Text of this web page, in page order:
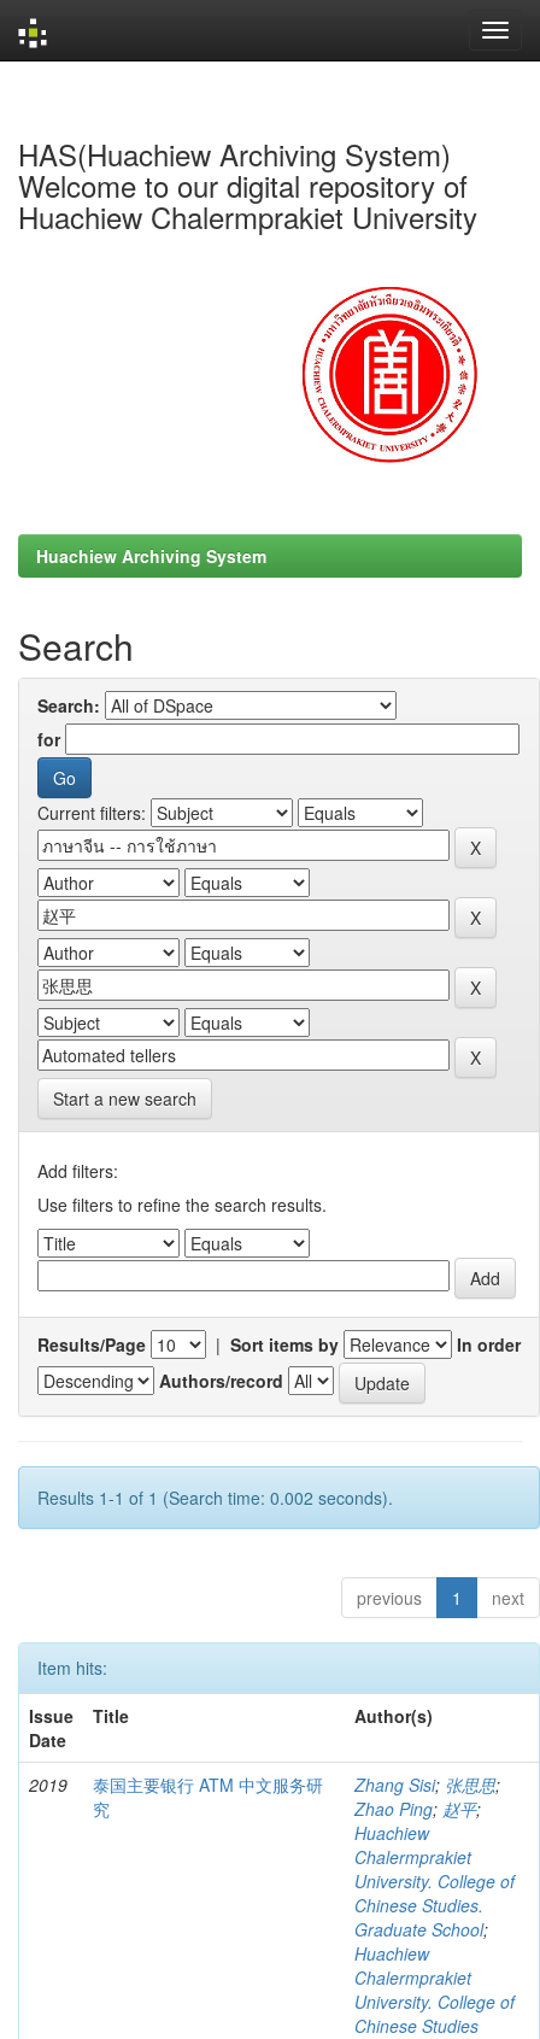
HAS(Huachiew Archiving System)
Welcome to our digital repository of
Huachiew Chalermprakiet University
Huachiew Archiving System
Search
Search:
for
Current filters:
Start a new search
Add filters:
Use filters to refine the search results.
Results/Page | Sort items by
In order
Authors/record
Results 1-1 of 1 (Search time: 0.002 seconds).
previous 1 next
Item hits:
Issue
Date
Title Author(s)
2019
泰国主要银行 ATM 中文服务研
究
Zhang Sisi; 张思思;
Zhao Ping; 赵平;
Huachiew
Chalermprakiet
University. College of
Chinese Studies.
Graduate School;
Huachiew
Chalermprakiet
University. College of
Chinese Studies